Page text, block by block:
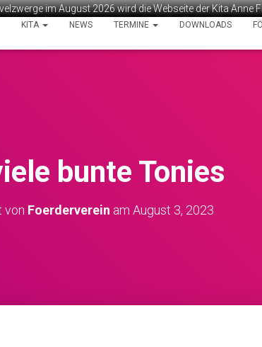
im August 2026 wird die Webseite der Kita Anne
KITA NEWS TERMINE DOWNLOADS
bunte Tonies
von Foerderverein am August 3, 2023